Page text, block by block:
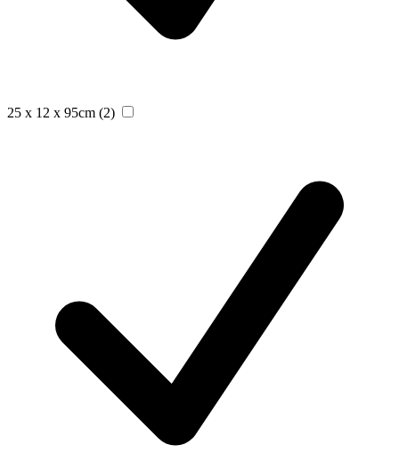
25 x 12 x 95cm (2)